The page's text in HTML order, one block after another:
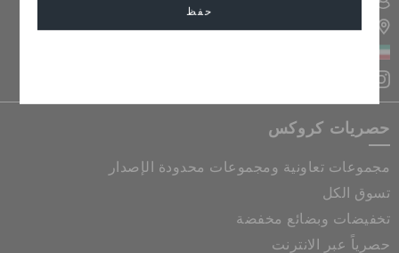
حفظ
تحديد موقع المتجر
حصريات كروكس
مجموعات تعاونية ومجموعات محدودة الإصدار
تسوق الكل
تخفيضات وبضائع مخفضة
حصرياً عبر الانترنت